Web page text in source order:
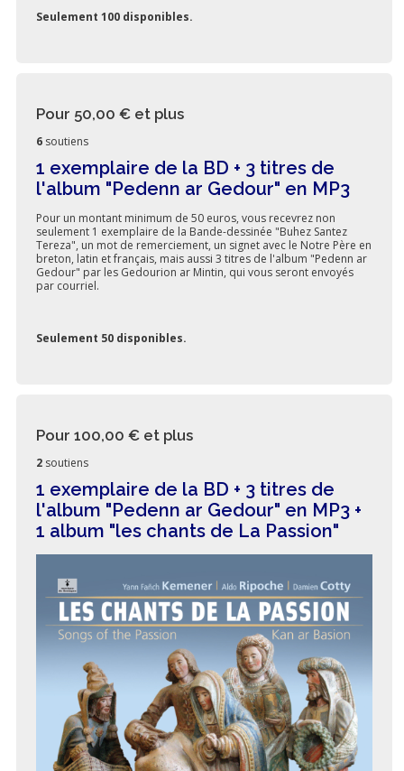
Seulement 100 disponibles.
Pour 50,00 € et plus
6 soutiens
1 exemplaire de la BD + 3 titres de
l'album "Pedenn ar Gedour" en MP3
Pour un montant minimum de 50 euros, vous recevrez non
seulement 1 exemplaire de la Bande-dessinée "Buhez Santez
Tereza", un mot de remerciement, un signet avec le Notre Père en
breton, latin et français, mais aussi 3 titres de l'album "Pedenn ar
Gedour" par les Gedourion ar Mintin, qui vous seront envoyés
par courriel.
Seulement 50 disponibles.
Pour 100,00 € et plus
2 soutiens
1 exemplaire de la BD + 3 titres de
l'album "Pedenn ar Gedour" en MP3 +
1 album "les chants de La Passion"